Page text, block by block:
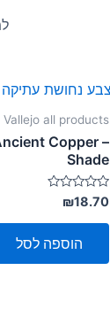
Vallejo all products
Copper –
Shade
דורג
0
מתוך
₪18.70
הוספה לסל